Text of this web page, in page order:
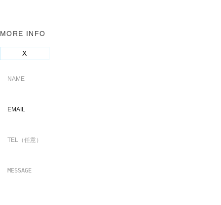
MORE INFO
X